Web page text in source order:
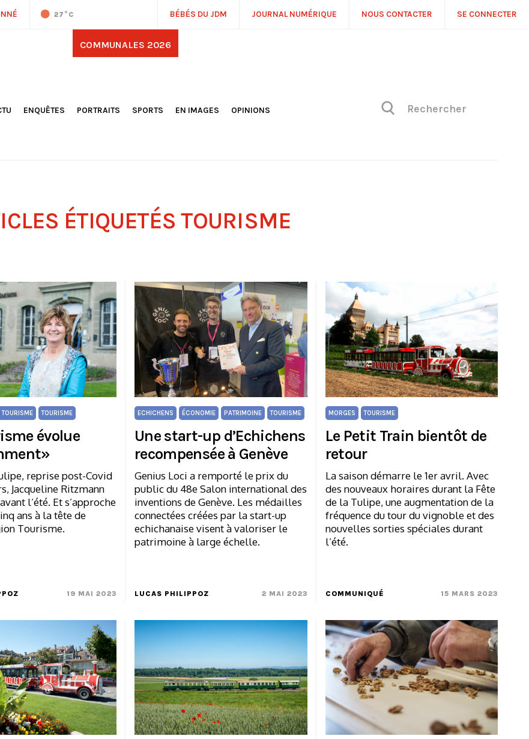
27 °C BÉBÉS DU JDM JOURNAL NUMÉRIQUE NOUS CONTACTER SE CONNECTER
COMMUNALES 2026
ENQUÊTES PORTRAITS
SPORTS
EN IMAGES
OPINIONS
ÉTIQUETÉSTOURISME
TOURISME
évolue
reprise post-Covid
Jacqueline Ritzmann
l’été. Et s’approche
ans à la tête de
Tourisme.
19 MAI 2023
ECHICHENS ÉCONOMIE PATRIMOINE TOURISME
Une start-up d’Echichens
recompensée à Genève
Genius Loci a remporté le prix du
public du 48e Salon international des
inventions de Genève. Les médailles
connectées créées par la start-up
echichanaise visent à valoriser le
patrimoine à large échelle.
LUCAS PHILIPPOZ 2 MAI 2023
MORGES TOURISME
Le Petit Train bientôt de
retour
La saison démarre le 1er avril. Avec
des nouveaux horaires durant la Fête
de la Tulipe, une augmentation de la
fréquence du tour du vignoble et des
nouvelles sorties spéciales durant
l’été.
COMMUNIQUÉ 15 MARS 2023